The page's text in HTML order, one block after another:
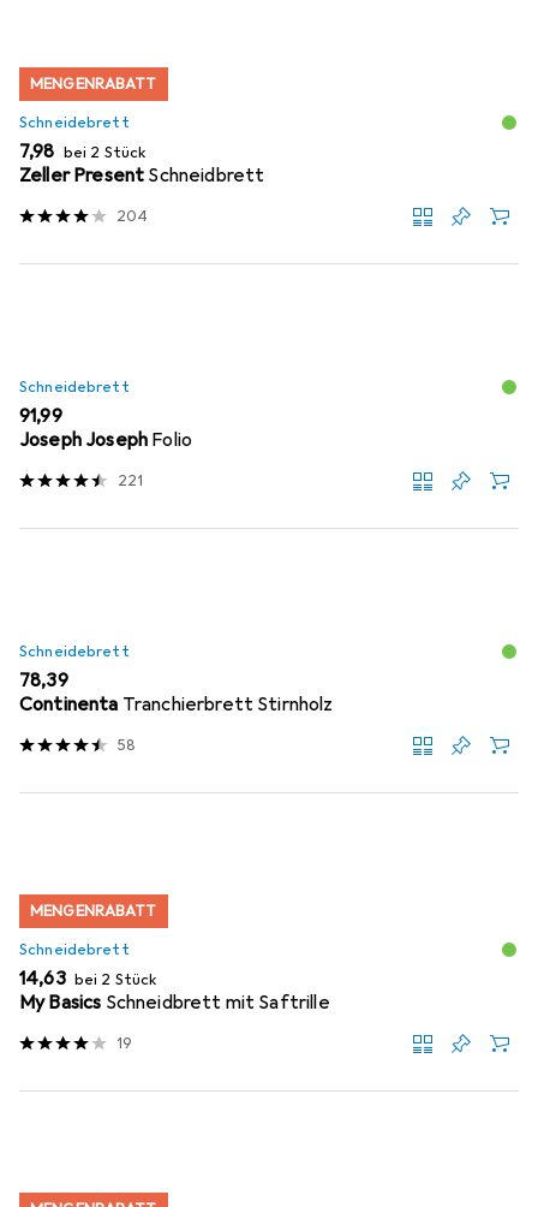
MENGENRABATT
Schneidebrett
EUR
7,98 bei 2 Stück
Zeller Present Schneidbrett
204
Schneidebrett
EUR
91,99
Joseph Joseph Folio
221
Schneidebrett
EUR
78,39
Continenta Tranchierbrett Stirnholz
58
MENGENRABATT
Schneidebrett
EUR
14,63 bei 2 Stück
My Basics Schneidbrett mit Saftrille
19